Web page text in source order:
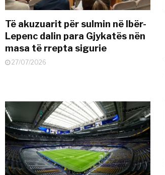
Të akuzuarit për sulmin në Ibër-
Lepenc dalin para Gjykatës nën
masa të rrepta sigurie
27/07/2026